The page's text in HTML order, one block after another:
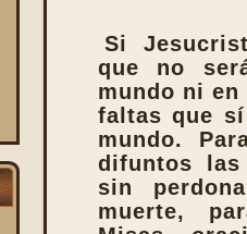
Si
que no
mundo ni
faltas que
mundo.
difuntos
sin
muerte,